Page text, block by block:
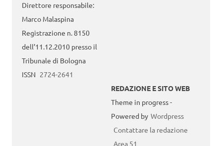
Direttore responsabile:
Marco Malaspina
Registrazione n. 8150
dell’11.12.2010 presso il
Tribunale di Bologna
ISSN 2724-2641
REDAZIONE E SITO WEB
Theme in progress -
Powered by Wordpress
Contattare la redazione
Area 51